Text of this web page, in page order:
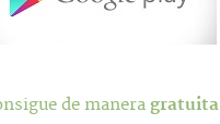
de maneragratuita